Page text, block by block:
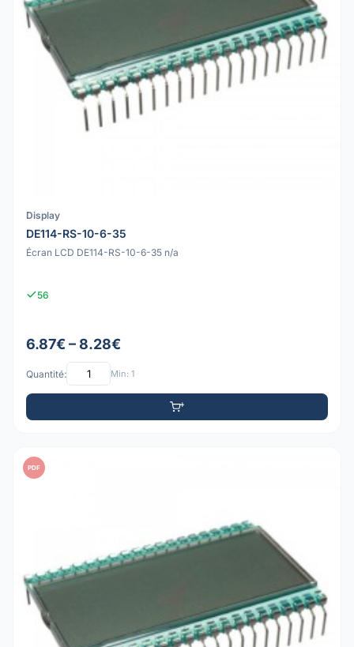
Display
DE114-RS-10-6-35
Écran LCD DE114-RS-10-6-35 n/a
56
6.87€ – 8.28€
Quantité: Min: 1
PDF